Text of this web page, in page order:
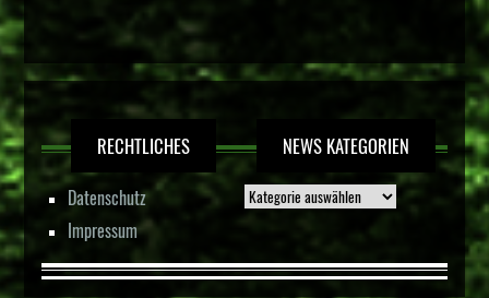
RECHTLICHES
Datenschutz
Impressum
NEWS KATEGORIEN